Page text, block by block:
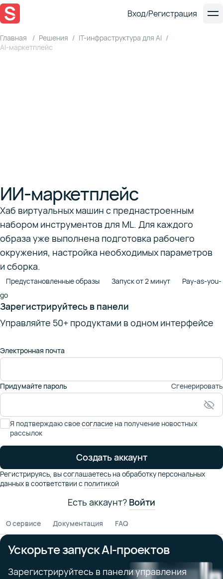
Вход/Регистрация
Главная Решения
IT-инфраструктура для AI
AI-маркетплейс
ИИ-маркетплейс
Хаб виртуальных машин с преднастроенным
набором инструментов для ML. Для каждого
образа уже выполнена подготовка рабочего
окружения, настройка необходимых параметров
и сборка.
Предустановленные образы Запуск от 2 минут
Pay-as-you-
go
Зарегистрируйтесь в панели
Управляйте 50+ продуктами в одном интерфейсе
Электронная почта
Придумайте пароль Сгенерировать
Я подтверждаю своесогласие на получение новостных
рассылок
Создать аккаунт
Регистрируясь, высоглашаетесь на обработку персональных
данных в соответствии с политикой
Есть аккаунт? Войти
О сервисе Документация FAQ
Ускорьте запуск AI-проектов
Зарегистрируйтесь в панели управления